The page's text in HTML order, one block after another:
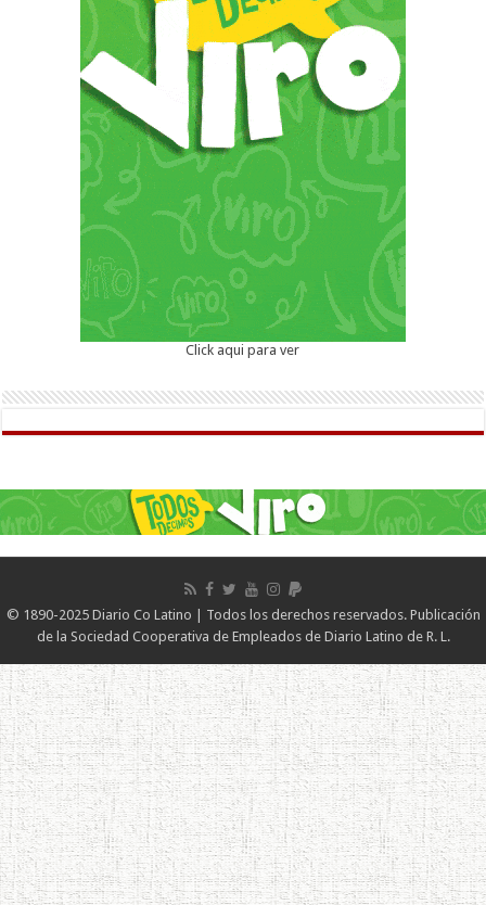
Click aqui para ver
© 1890-2025 Diario Co Latino | Todos los derechos reservados. Publicación
de la Sociedad Cooperativa de Empleados de Diario Latino de R. L.